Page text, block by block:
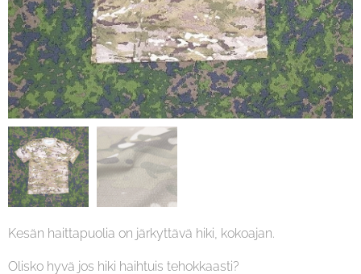
Kesän haittapuolia on järkyttävä hiki, kokoajan.
Olisko hyvä jos hiki haihtuis tehokkaasti?